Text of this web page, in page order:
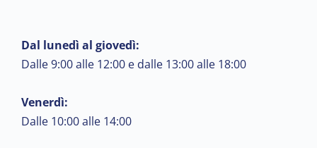
Dal lunedì al giovedì:
Dalle 9:00 alle 12:00 e dalle 13:00 alle 18:00
Venerdì:
Dalle 10:00 alle 14:00